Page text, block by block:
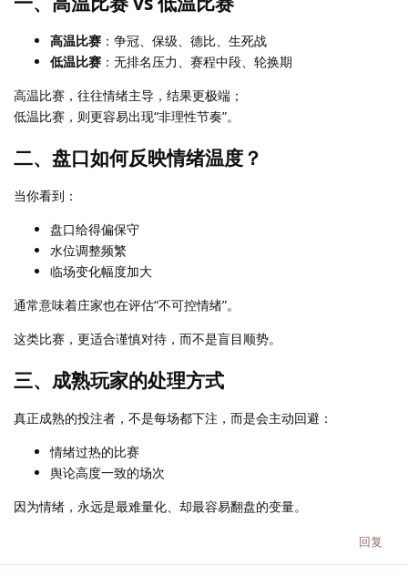
高温比赛 ：争冠、保级、德比、生死战
低温比赛 ：无排名压力、赛程中段、轮换期
高温比赛，往往情绪主导，结果更极端；
低温比赛，则更容易出现“非理性节奏”。
二、盘口如何反映情绪温度？
当你看到：
盘口给得偏保守
水位调整频繁
临场变化幅度加大
通常意味着庄家也在评估“不可控情绪”。
这类比赛，更适合谨慎对待，而不是盲目顺势。
三、成熟玩家的处理方式
真正成熟的投注者，不是每场都下注，而是会主动回避：
情绪过热的比赛
舆论高度一致的场次
因为情绪，永远是最难量化、却最容易翻盘的变量。
回复